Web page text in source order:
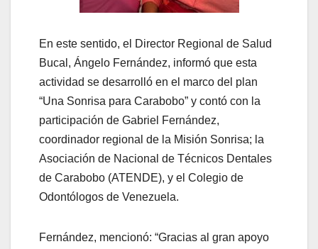
En este sentido, el Director Regional de Salud
Bucal, Ángelo Fernández, informó que esta
actividad se desarrolló en el marco del plan
“Una Sonrisa para Carabobo” y contó con la
participación de Gabriel Fernández,
coordinador regional de la Misión Sonrisa; la
Asociación de Nacional de Técnicos Dentales
de Carabobo (ATENDE), y el Colegio de
Odontólogos de Venezuela.
Fernández, mencionó: “Gracias al gran apoyo